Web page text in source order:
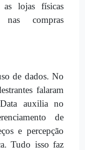
lojas físicas
nas compras
de dados. No
falaram
auxilia no
de
e percepção
Tudo isso faz